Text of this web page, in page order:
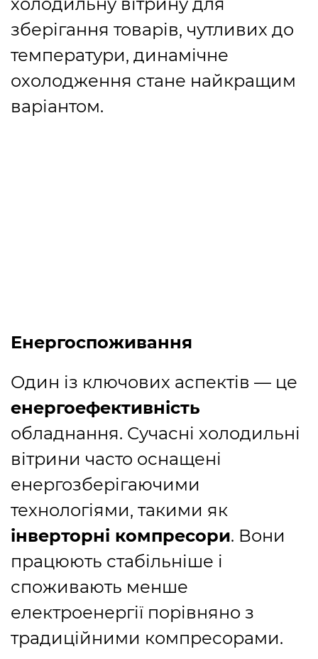
зберігання товарів, чутливих до
температури, динамічне
охолодження стане найкращим
варіантом.
Енергоспоживання
Один із ключових аспектів — це
енергоефективність
обладнання. Сучасні холодильні
вітрини часто оснащені
енергозберігаючими
технологіями, такими як
інверторні компресори. Вони
працюють стабільніше і
споживають менше
електроенергії порівняно з
традиційними компресорами.